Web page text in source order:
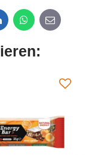
WhatsApp
E-
mail